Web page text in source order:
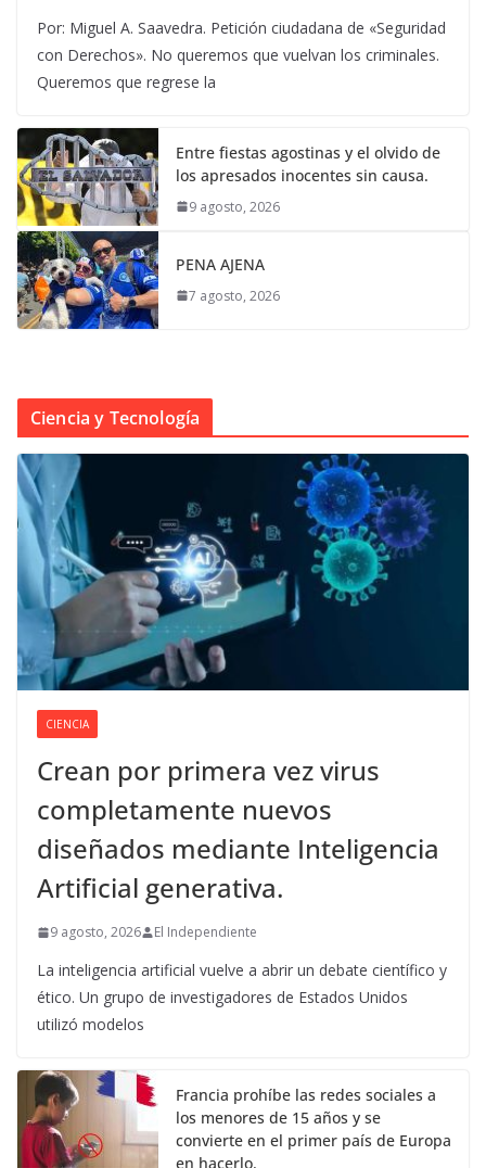
Por: Miguel A. Saavedra. Petición ciudadana de «Seguridad
con Derechos». No queremos que vuelvan los criminales.
Queremos que regrese la
Entre fiestas agostinas y el olvido de
los apresados inocentes sin causa.
9 agosto, 2026
PENA AJENA
7 agosto, 2026
Ciencia y Tecnología
CIENCIA
Crean por primera vez virus
completamente nuevos
diseñados mediante Inteligencia
Artificial generativa.
9 agosto, 2026 El Independiente
La inteligencia artificial vuelve a abrir un debate científico y
ético. Un grupo de investigadores de Estados Unidos
utilizó modelos
Francia prohíbe las redes sociales a
los menores de 15 años y se
convierte en el primer país de Europa
en hacerlo.